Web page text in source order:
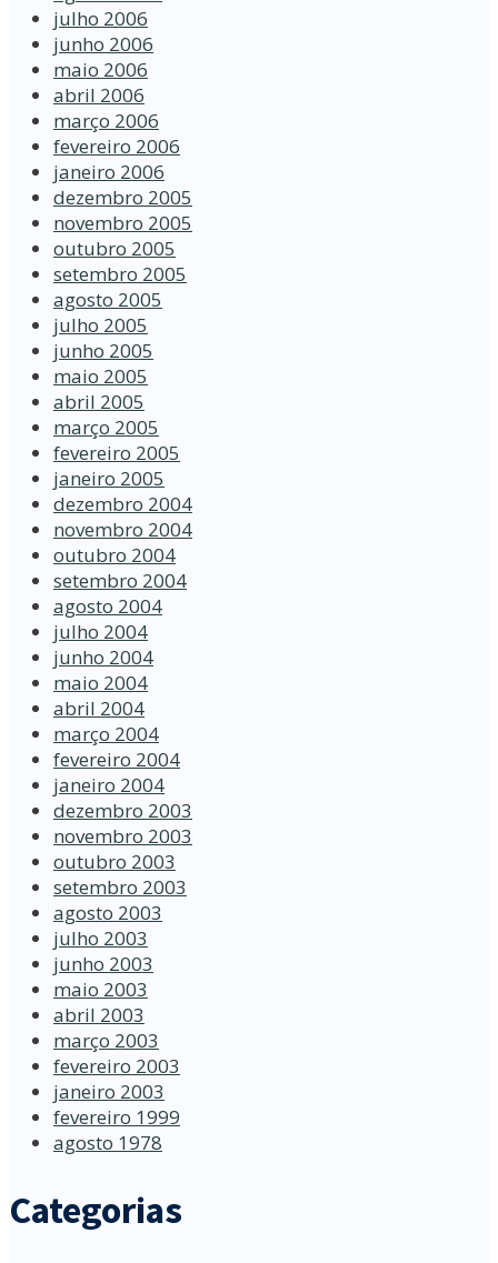
julho 2006
junho 2006
maio 2006
abril 2006
março 2006
fevereiro 2006
janeiro 2006
dezembro 2005
novembro 2005
outubro 2005
setembro 2005
agosto 2005
julho 2005
junho 2005
maio 2005
abril 2005
março 2005
fevereiro 2005
janeiro 2005
dezembro 2004
novembro 2004
outubro 2004
setembro 2004
agosto 2004
julho 2004
junho 2004
maio 2004
abril 2004
março 2004
fevereiro 2004
janeiro 2004
dezembro 2003
novembro 2003
outubro 2003
setembro 2003
agosto 2003
julho 2003
junho 2003
maio 2003
abril 2003
março 2003
fevereiro 2003
janeiro 2003
fevereiro 1999
agosto 1978
Categorias